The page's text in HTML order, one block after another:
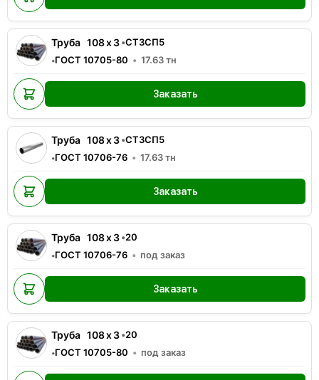
Труба 108x3•СТ3СП5
•ГОСТ 10705-80 17.63тн
Заказать
Труба 108x3•СТ3СП5
•ГОСТ 10706-76 17.63тн
Заказать
Труба 108x3•20
•ГОСТ 10706-76 под заказ
Заказать
Труба 108x3•20
•ГОСТ 10705-80 под заказ